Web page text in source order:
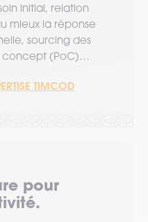
initial, relation
mieux la réponse
sourcing des
concept (PoC)…
TIMCOD
pour